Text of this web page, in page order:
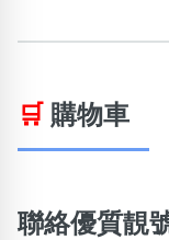
🛒 購物車
聯絡優質靚